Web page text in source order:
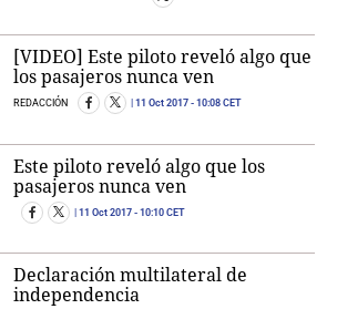
[VIDEO] Este piloto reveló algo que
los pasajeros nunca ven
REDACCIÓN 11 Oct 2017 - 10:08 CET
Este piloto reveló algo que los
pasajeros nunca ven
11 Oct 2017 - 10:10 CET
Declaración multilateral de
independencia